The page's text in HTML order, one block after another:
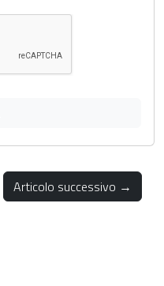
Articolo successivo →